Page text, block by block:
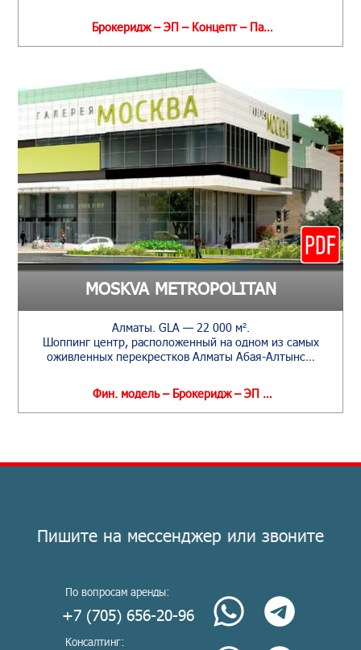
Брокеридж – ЭП – Концепт – Па…
MOSKVA METROPOLITAN
Алматы. GLA — 22 000 м².
Шоппинг центр, расположенный на одном из самых
оживленных перекрестков Алматы Абая-Алтынс…
Фин. модель – Брокеридж – ЭП …
Пишите на мессенджер или звоните
По вопросам аренды:
+7 (705) 656-20-96
Консалтинг: